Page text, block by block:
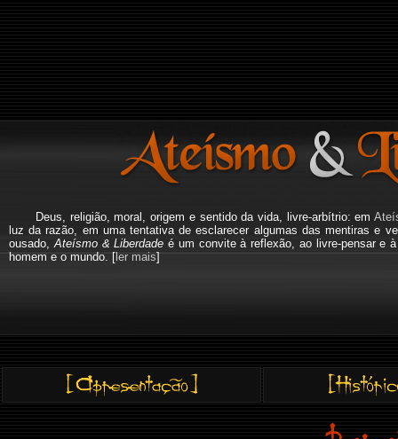
Deus, religião, moral, origem e sentido da vida, livre-arbítrio: em
luz da razão, em uma tentativa de esclarecer algumas das mentiras e
ousado, Ateísmo & Liberdade é um convite à reflexão, ao livre-pensar e
homem e o mundo. [ler mais]